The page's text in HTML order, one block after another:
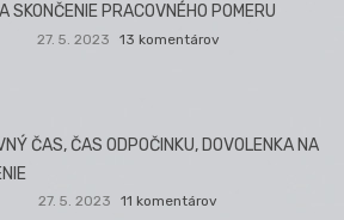
SKONČENIE PRACOVNÉHO POMERU
27. 5. 2023 13 komentárov
ČAS, ČAS ODPOČINKU, DOVOLENKA NA
27. 5. 2023 11 komentárov